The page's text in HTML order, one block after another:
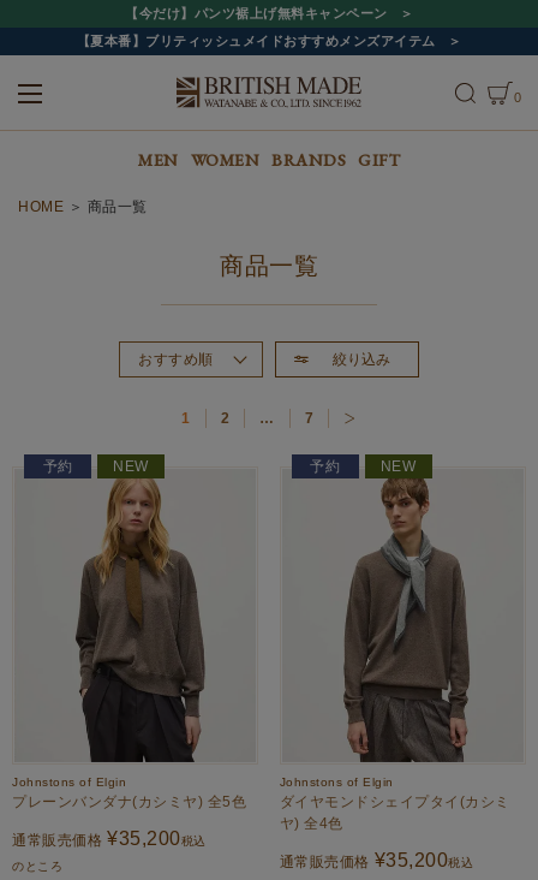
【今だけ】パンツ裾上げ無料キャンペーン
【夏本番】ブリティッシュメイドおすすめメンズアイテム
0
MEN WOMEN BRANDS GIFT
HOME 商品一覧
商品一覧
絞り込み
おすすめ順
価格が高い順
価格が安い順
1 2 … 7
予約 NEW
Johnstons of Elgin
プレーンバンダナ(カシミヤ) 全5色
通常販売価格 ¥35,200税込
のところ
予約 NEW
Johnstons of Elgin
ダイヤモンドシェイプタイ(カシミ
ヤ) 全4色
通常販売価格 ¥35,200税込